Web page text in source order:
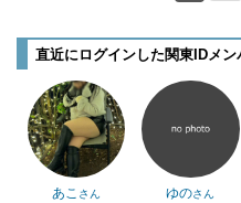
直近にログインした関東IDメン
あこ さん ゆのさん